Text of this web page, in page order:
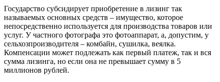
Государство субсидирует приобретение в лизинг так
называемых основных средств – имущество, которое
непосредственно используется для производства товаров или
услуг. У частного фотографа это фотоаппарат, а, допустим, у
сельхозпроизводителя – комбайн, сушилка, веялка.
Компенсации может подлежать как первый платеж, так и вся
сумма лизинга, но если она не превышает сумму в 5
миллионов рублей.